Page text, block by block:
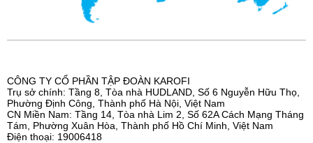
CÔNG TY CỔ PHẦN TẬP ĐOÀN KAROFI
Trụ sở chính: Tầng 8, Tòa nhà HUDLAND, Số 6 Nguyễn Hữu Thọ,
Phường Định Công, Thành phố Hà Nội, Việt Nam
CN Miền Nam: Tầng 14, Tòa nhà Lim 2, Số 62A Cách Mạng Tháng
Tám, Phường Xuân Hòa, Thành phố Hồ Chí Minh, Việt Nam
Điện thoại: 19006418